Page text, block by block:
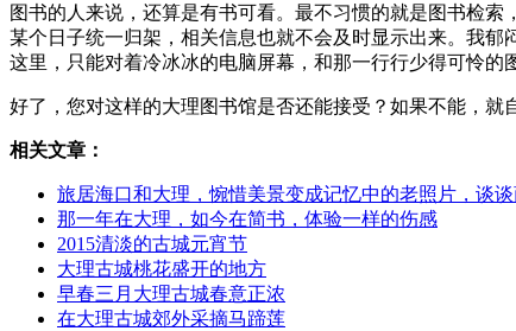
图书的人来说，还算是有书可看。最不习惯的就是图书检
某个日子统一归架，相关信息也就不会及时显示出来。我
这里，只能对着冷冰冰的电脑屏幕，和那一行行少得可怜的
好了，您对这样的大理图书馆是否还能接受？如果不能，就
相关文章：
旅居海口和大理，惋惜美景变成记忆中的老照片，谈
那一年在大理，如今在简书，体验一样的伤感
2015清淡的古城元宵节
大理古城桃花盛开的地方
早春三月大理古城春意正浓
在大理古城郊外采摘马蹄莲